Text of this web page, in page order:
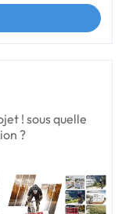
! sous quelle
?